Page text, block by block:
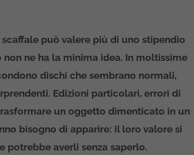
può valere più di uno stipendio
ne ha la minima idea. In moltissime
dischi che sembrano normali,
Edizioni particolari, errori di
un oggetto dimenticato in un
bisogno di apparire: il loro valore si
potrebbe averli senza saperlo.